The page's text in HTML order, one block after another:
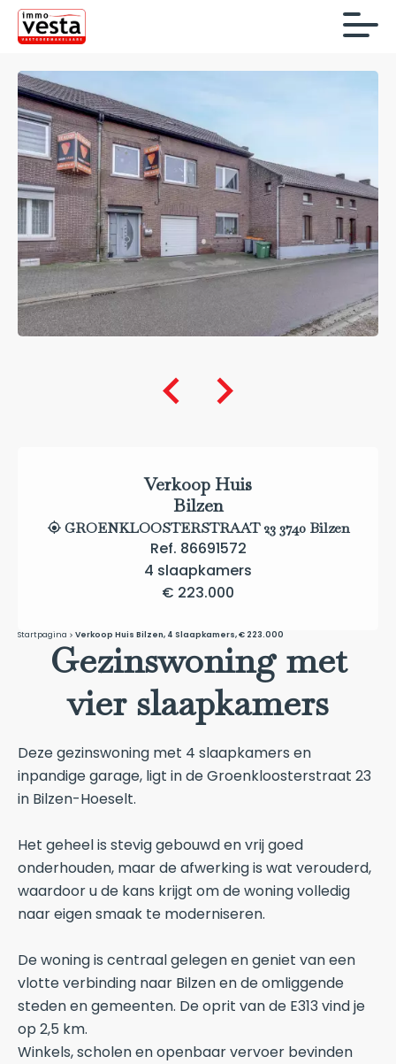
Verkoop Huis
Bilzen
GROENKLOOSTERSTRAAT 23 3740 Bilzen
Ref. 86691572
4 slaapkamers
€ 223.000
Startpagina Verkoop Huis Bilzen, 4 Slaapkamers, € 223.000
Gezinswoning met
vier slaapkamers
Deze gezinswoning met 4 slaapkamers en
inpandige garage, ligt in de Groenkloosterstraat 23
in Bilzen-Hoeselt.
Het geheel is stevig gebouwd en vrij goed
onderhouden, maar de afwerking is wat verouderd,
waardoor u de kans krijgt om de woning volledig
naar eigen smaak te moderniseren.
De woning is centraal gelegen en geniet van een
vlotte verbinding naar Bilzen en de omliggende
steden en gemeenten. De oprit van de E313 vind je
op 2,5 km.
Winkels, scholen en openbaar vervoer bevinden